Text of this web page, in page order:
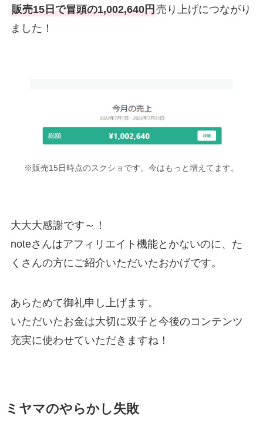
販売15日で冒頭の1,002,640円売り上げにつながり
ました！
※販売15日時点のスクショです。今はもっと増えてます。
大大大感謝です～！
noteさんはアフィリエイト機能とかないのに、た
くさんの方にご紹介いただいたおかげです。
あらためて御礼申し上げます。
いただいたお金は大切に双子と今後のコンテンツ
充実に使わせていただきますね！
ミヤマのやらかし失敗